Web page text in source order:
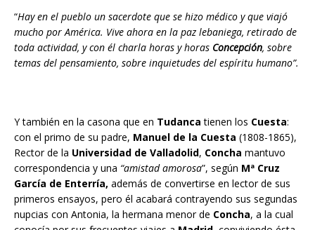
“Hay en el pueblo un sacerdote que se hizo médico y que viajó
mucho por América. Vive ahora en la paz lebaniega, retirado de
toda actividad, y con él charla horas y horas Concepción, sobre
temas del pensamiento, sobre inquietudes del espíritu humano”.
Y también en la casona que en Tudanca tienen los Cuesta:
con el primo de su padre, Manuel de la Cuesta (1808-1865),
Rector de la Universidad de Valladolid, Concha mantuvo
correspondencia y una “amistad amorosa”, según Mª Cruz
García de Enterría, además de convertirse en lector de sus
primeros ensayos, pero él acabará contrayendo sus segundas
nupcias con Antonia, la hermana menor de Concha, a la cual